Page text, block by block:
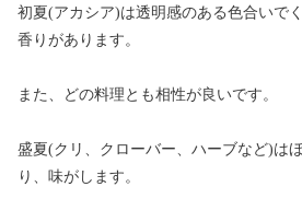
初夏(アカシア)は透明感のある色合いで
香りがあります。
また、どの料理とも相性が良いです。
盛夏(クリ、クローバー、ハーブなど)は
り、味がします。